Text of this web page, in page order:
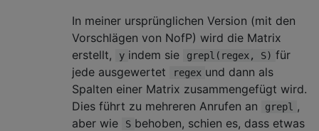
In meiner ursprünglichen Version (mit den
Vorschlägen von NofP) wird die Matrix
erstellt,
y indem sie grepl(regex, S) für
jede ausgewertet
regex und dann als
Spalten einer Matrix zusammengefügt wird.
Dies führt zu mehreren Anrufen an
grepl ,
aber wie
S behoben, schien es, dass etwas